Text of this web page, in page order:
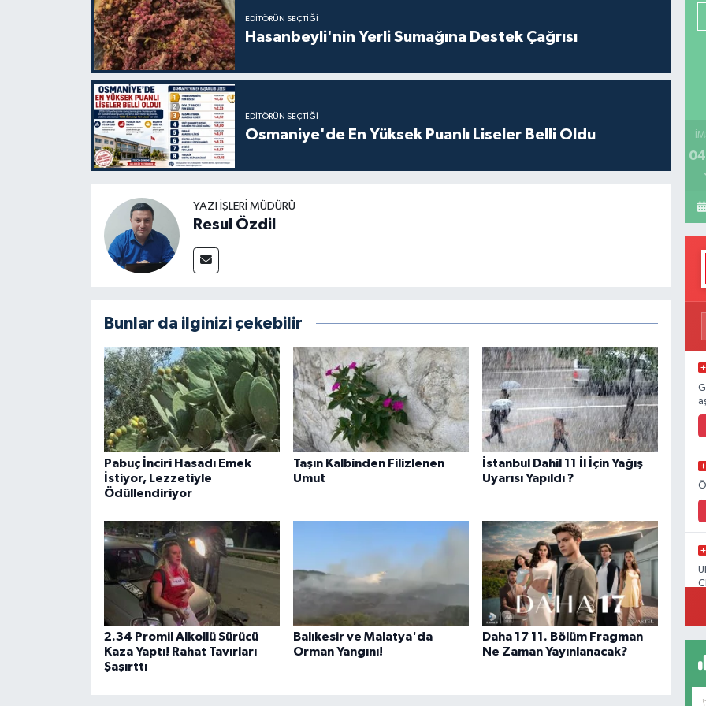
EDITÖRÜN SEÇTIĞI
Hasanbeyli'nin Yerli Sumağına Destek Çağrısı
EDITÖRÜN SEÇTIĞI
Osmaniye'de En Yüksek Puanlı Liseler Belli Oldu
YAZI İŞLERI MÜDÜRÜ
Resul Özdil
Bunlar da ilginizi çekebilir
Pabuç İnciri Hasadı Emek
İstiyor, Lezzetiyle
Ödüllendiriyor
Taşın Kalbinden Filizlenen
Umut
İstanbul Dahil 11 İl İçin Yağış
Uyarısı Yapıldı ?
2.34 Promil Alkollü Sürücü
Kaza Yaptı! Rahat Tavırları
Şaşırttı
Balıkesir ve Malatya'da
Orman Yangını!
Daha 17 11. Bölüm Fragman
Ne Zaman Yayınlanacak?